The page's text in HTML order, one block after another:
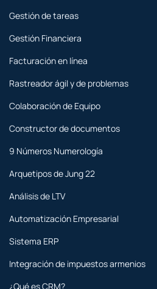
Gestión de tareas
Gestión Financiera
Facturación en línea
Rastreador ágil y de problemas
Colaboración de Equipo
Constructor de documentos
9 Números Numerología
Arquetipos de Jung 22
Análisis de LTV
Automatización Empresarial
Sistema ERP
Integración de impuestos armenios
¿Qué es CRM?